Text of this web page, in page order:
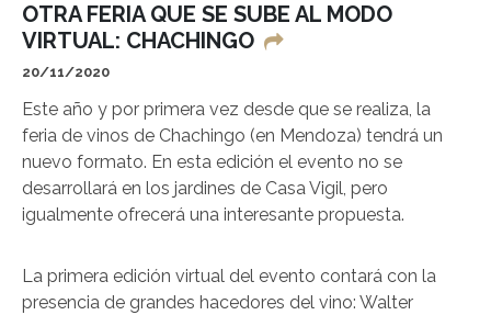
OTRA FERIA QUE SE SUBE AL MODO
VIRTUAL: CHACHINGO
20/11/2020
Este año y por primera vez desde que se realiza, la
feria de vinos de Chachingo (en Mendoza) tendrá un
nuevo formato. En esta edición el evento no se
desarrollará en los jardines de Casa Vigil, pero
igualmente ofrecerá una interesante propuesta.
La primera edición virtual del evento contará con la
presencia de grandes hacedores del vino: Walter